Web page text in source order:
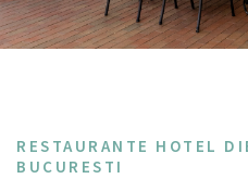
RESTAURANTE HOTEL
BUCURESTI